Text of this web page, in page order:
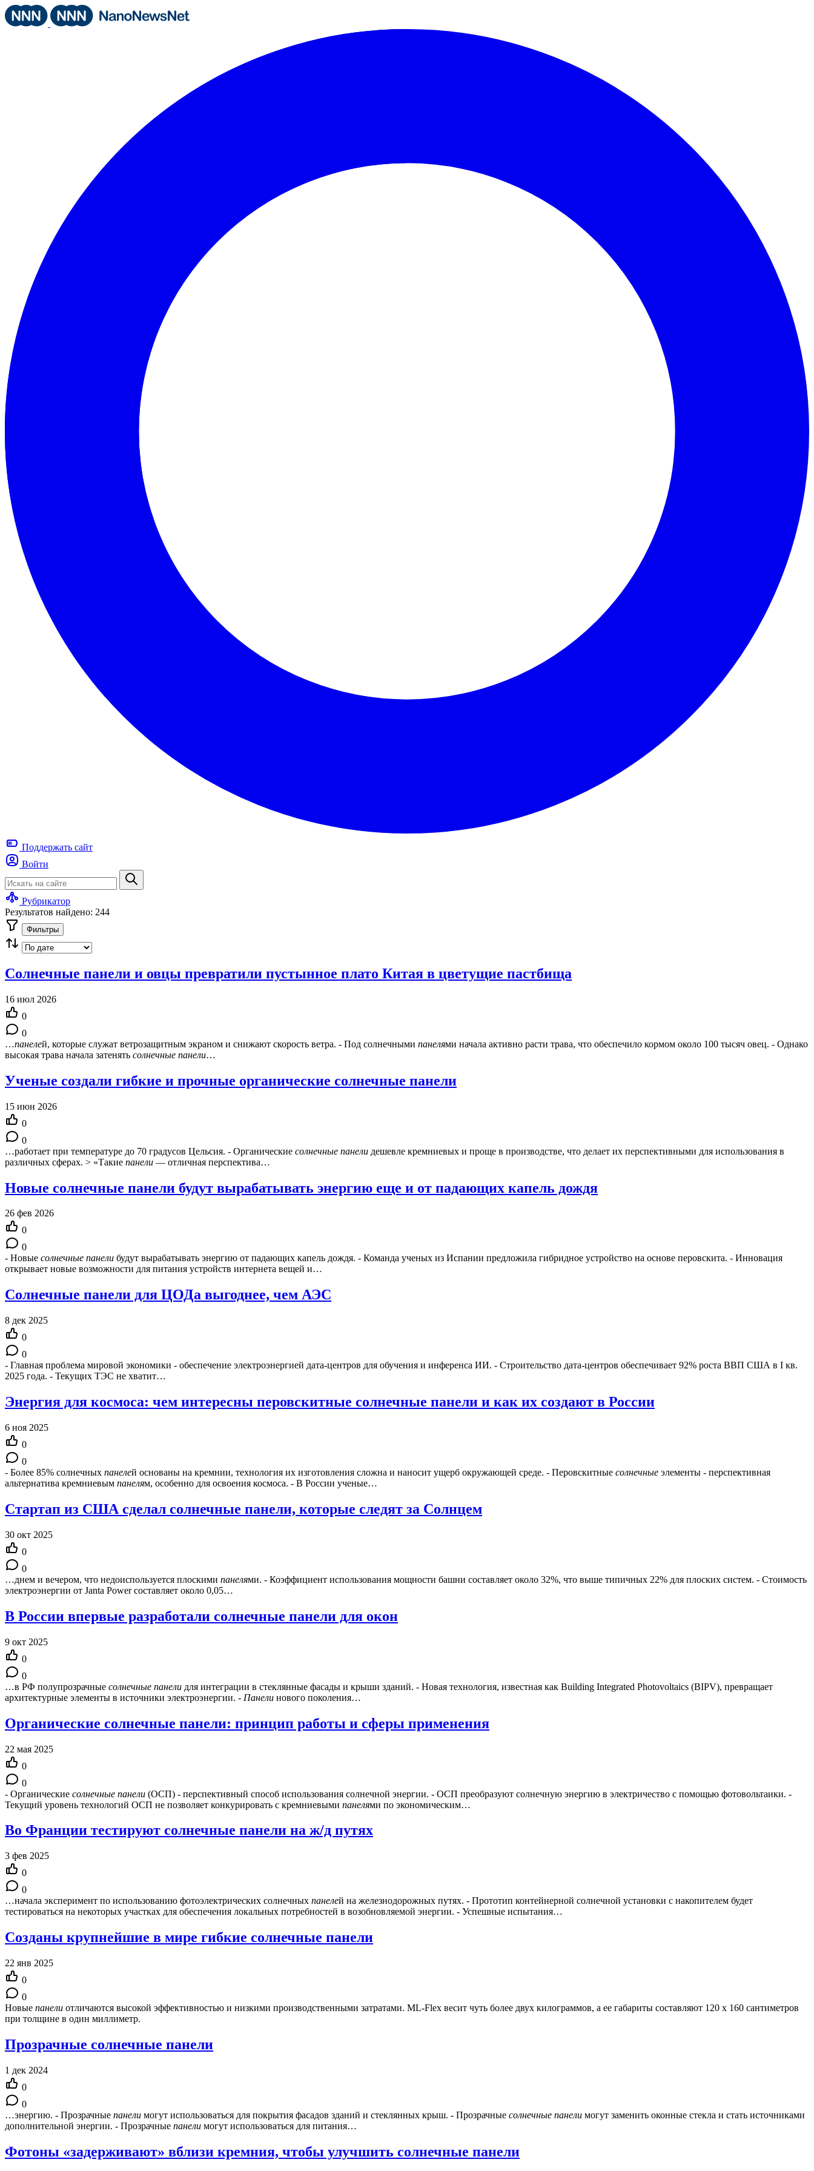
Поддержать сайт
Войти
Рубрикатор
Результатов найдено: 244
Фильтры
Солнечные панели и овцы превратили пустынное плато Китая в цветущие пастбища
16 июл 2026
0
0
…панелей, которые служат ветрозащитным экраном и снижают скорость ветра. - Под солнечными панелями начала активно расти трава, что обеспечило кормом около 100 тысяч овец. - Однако
высокая трава начала затенять солнечные панели…
Ученые создали гибкие и прочные органические солнечные панели
15 июн 2026
0
0
…работает при температуре до 70 градусов Цельсия. - Органические солнечные панели дешевле кремниевых и проще в производстве, что делает их перспективными для использования в
различных сферах. > «Такие панели — отличная перспектива…
Новые солнечные панели будут вырабатывать энергию еще и от падающих капель дождя
26 фев 2026
0
0
- Новые солнечные панели будут вырабатывать энергию от падающих капель дождя. - Команда ученых из Испании предложила гибридное устройство на основе перовскита. - Инновация
открывает новые возможности для питания устройств интернета вещей и…
Солнечные панели для ЦОДа выгоднее, чем АЭС
8 дек 2025
0
0
- Главная проблема мировой экономики - обеспечение электроэнергией дата-центров для обучения и инференса ИИ. - Строительство дата-центров обеспечивает 92% роста ВВП США в I кв.
2025 года. - Текущих ТЭС не хватит…
Энергия для космоса: чем интересны перовскитные солнечные панели и как их создают в России
6 ноя 2025
0
0
- Более 85% солнечных панелей основаны на кремнии, технология их изготовления сложна и наносит ущерб окружающей среде. - Перовскитные солнечные элементы - перспективная
альтернатива кремниевым панелям, особенно для освоения космоса. - В России ученые…
Стартап из США сделал солнечные панели, которые следят за Солнцем
30 окт 2025
0
0
…днем и вечером, что недоиспользуется плоскими панелями. - Коэффициент использования мощности башни составляет около 32%, что выше типичных 22% для плоских систем. - Стоимость
электроэнергии от Janta Power составляет около 0,05…
В России впервые разработали солнечные панели для окон
9 окт 2025
0
0
…в РФ полупрозрачные солнечные панели для интеграции в стеклянные фасады и крыши зданий. - Новая технология, известная как Building Integrated Photovoltaics (BIPV), превращает
архитектурные элементы в источники электроэнергии. - Панели нового поколения…
Органические солнечные панели: принцип работы и сферы применения
22 мая 2025
0
0
- Органические солнечные панели (ОСП) - перспективный способ использования солнечной энергии. - ОСП преобразуют солнечную энергию в электричество с помощью фотовольтаики. -
Текущий уровень технологий ОСП не позволяет конкурировать с кремниевыми панелями по экономическим…
Во Франции тестируют солнечные панели на ж/д путях
3 фев 2025
0
0
…начала эксперимент по использованию фотоэлектрических солнечных панелей на железнодорожных путях. - Прототип контейнерной солнечной установки с накопителем будет
тестироваться на некоторых участках для обеспечения локальных потребностей в возобновляемой энергии. - Успешные испытания…
Созданы крупнейшие в мире гибкие солнечные панели
22 янв 2025
0
0
Новые панели отличаются высокой эффективностью и низкими производственными затратами. ML-Flex весит чуть более двух килограммов, а ее габариты составляют 120 x 160 сантиметров
при толщине в один миллиметр.
Прозрачные солнечные панели
1 дек 2024
0
0
…энергию. - Прозрачные панели могут использоваться для покрытия фасадов зданий и стеклянных крыш. - Прозрачные солнечные панели могут заменить оконные стекла и стать источниками
дополнительной энергии. - Прозрачные панели могут использоваться для питания…
Фотоны «задерживают» вблизи кремния, чтобы улучшить солнечные панели